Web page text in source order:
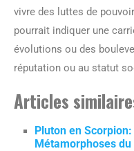
vivre des luttes de
pourrait indiquer une
évolutions ou des
réputation ou au statut
Articles
Pluton en
Métamorphoses du